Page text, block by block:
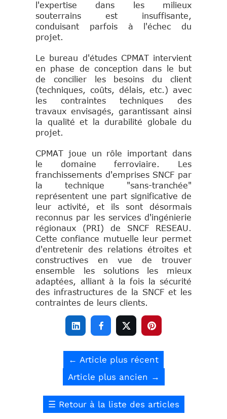
l'expertise dans les milieux
souterrains est insuffisante,
conduisant parfois à l'échec du
projet.
Le bureau d'études CPMAT intervient
en phase de conception dans le but
de concilier les besoins du client
(techniques, coûts, délais, etc.) avec
les contraintes techniques des
travaux envisagés, garantissant ainsi
la qualité et la durabilité globale du
projet.
CPMAT joue un rôle important dans
le domaine ferroviaire. Les
franchissements d'emprises SNCF par
la technique "sans-tranchée"
représentent une part significative de
leur activité, et ils sont désormais
reconnus par les services d'ingénierie
régionaux (PRI) de SNCF RESEAU.
Cette confiance mutuelle leur permet
d'entretenir des relations étroites et
constructives en vue de trouver
ensemble les solutions les mieux
adaptées, alliant à la fois la sécurité
des infrastructures de la SNCF et les
contraintes de leurs clients.
   
← Article plus récent
Article plus ancien →
☰ Retour à la liste des articles